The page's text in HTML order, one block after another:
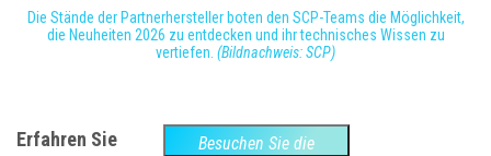
Die Stände der Partnerhersteller boten den SCP-Teams die Möglichkeit,
die Neuheiten 2026 zu entdecken und ihr technisches Wissen zu
vertiefen. (Bildnachweis: SCP)
Erfahren Sie
Besuchen Sie die